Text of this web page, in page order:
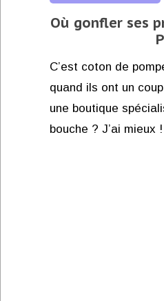
Où gonfler ses
C’est coton de
quand ils ont un
une boutique
bouche ? J’ai mieux